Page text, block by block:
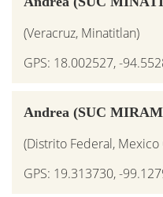
(Veracruz, Minatitlan)
GPS: 18.002527, -
Andrea (SUC
(Distrito Federal,
GPS: 19.313730, -